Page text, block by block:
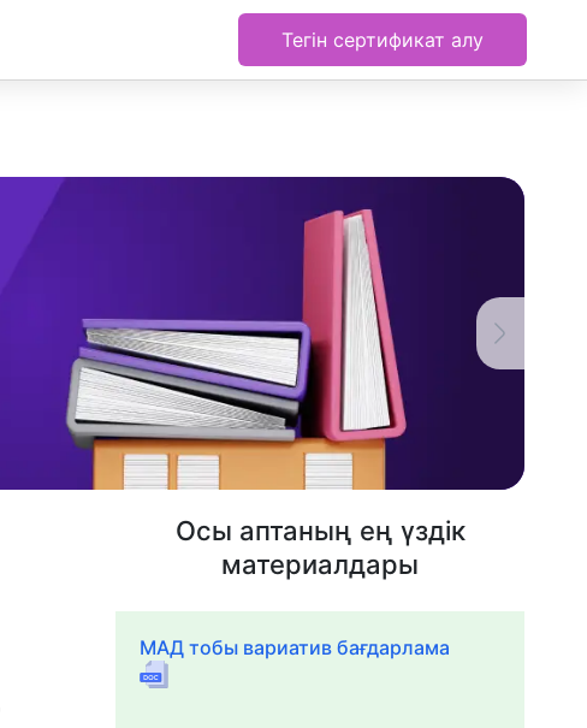
Тегін сертификат алу
Осы аптаның ең үздік
материалдары
МАД тобы вариатив бағдарлама